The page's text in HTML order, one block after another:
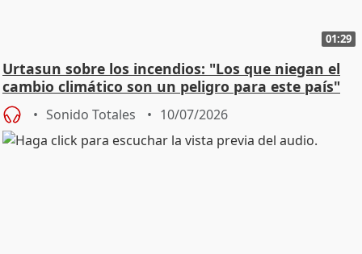
01:29
Urtasun sobre los incendios: "Los que niegan el
cambio climático son un peligro para este país"
Sonido Totales 10/07/2026